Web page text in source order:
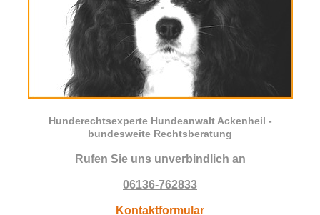
Hunderechtsexperte Hundeanwalt Ackenheil -
bundesweite Rechtsberatung
Rufen Sie uns unverbindlich an
06136-762833
Kontaktformular